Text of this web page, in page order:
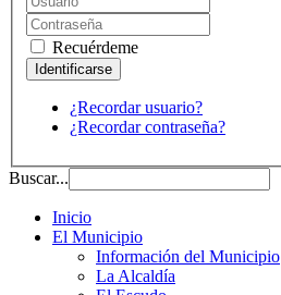
Recuérdeme
¿Recordar usuario?
¿Recordar contraseña?
Buscar...
Inicio
El Municipio
Información del Municipio
La Alcaldía